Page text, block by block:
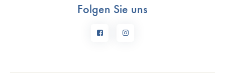
Folgen Sie uns